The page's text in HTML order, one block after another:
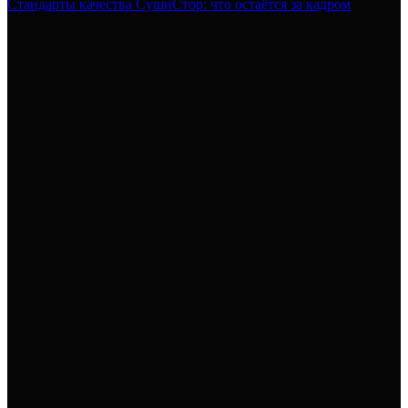
Стандарты качества СушиСтор: что остаётся за кадром